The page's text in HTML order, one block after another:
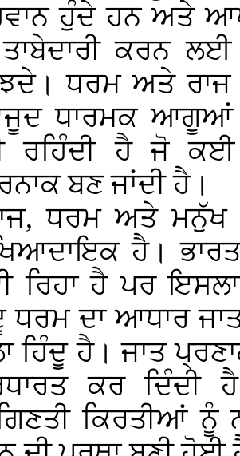
ਹੁੰਦੇ ਹਨ ਅਤੇ
ਕਰਨ
ਧਰਮ ਅਤੇ ਰਾਜ
ਧਾਰਮਕ ਆਗੂਆਂ
ਰਹਿੰਦੀ ਹੈ ਜੋ
ਬਣ ਜਾਂਦੀ ਹੈ।
ਧਰਮ ਅਤੇ ਮਨੁੱਖ
ਹੈ।
ਰਿਹਾ ਹੈ ਪਰ
ਧਰਮ ਦਾ ਆਧਾਰ
ਹਿੰਦੂ ਹੈ। ਜਾਤ
ਕਰ ਦਿੰਦੀ
ਕਿਰਤੀਆਂ ਨੂੰ